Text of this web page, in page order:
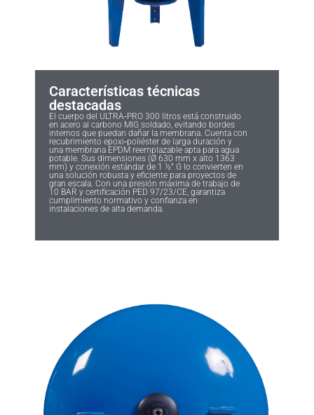
Características técnicas
destacadas
El cuerpo del ULTRA‑PRO 300 litros está construido
en acero al carbono MIG soldado, evitando bordes
internos que puedan dañar la membrana. Cuenta con
recubrimiento epoxi‑poliéster de larga duración y
una membrana EPDM reemplazable apta para agua
potable. Sus dimensiones (Ø 630 mm x alto 1363
mm) y conexión estándar de 1 ½” G lo convierten en
una solución robusta y eficiente para proyectos de
gran escala. Con una presión máxima de trabajo de
10 BAR y certificación PED 97/23/CE, garantiza
cumplimiento normativo y confianza en
instalaciones de alta demanda.